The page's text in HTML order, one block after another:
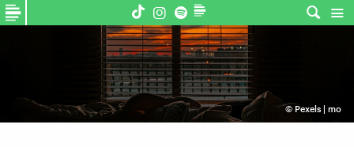
© Pexels | mo